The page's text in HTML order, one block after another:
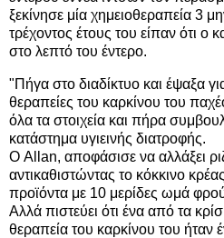
ξεκίνησε μία χημειοθεραπεία 3
τρέχοντος έτους του είπαν ότι ο
στο λεπτό του έντερο.
"Πήγα στο διαδίκτυο και έψαξα
θεραπείες του καρκίνου του
όλα τα στοιχεία και πήρα
κατάστημα υγιεινής διατροφής.
Ο Allan, αποφάσισε να αλλάξει
αντικαθιστώντας το κόκκινο
προϊόντα με 10 μερίδες ωμά
Αλλά πιστεύει ότι ένα από τα
θεραπεία του καρκίνου του ήταν